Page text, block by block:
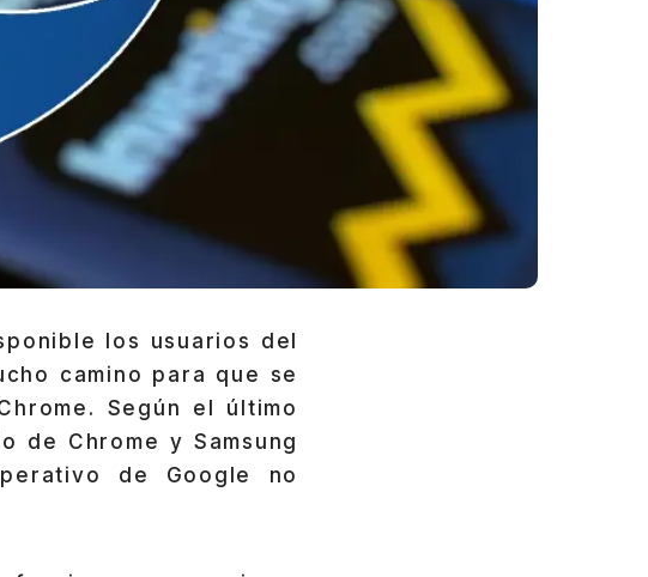
los usuarios del
camino para que se
Según el último
de Chrome y Samsung
de Google no